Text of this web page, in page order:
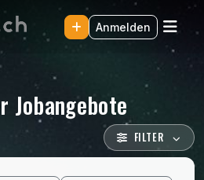
Anmelden
Jobangebote
FILTER